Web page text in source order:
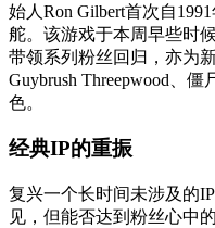
始人Ron Gilbert首次自
舵。该游戏于本周早些时
带领系列粉丝回归，亦为
Guybrush Threepwood、
色。
经典IP的重振
复兴一个长时间未涉及的
见，但能否达到粉丝心中